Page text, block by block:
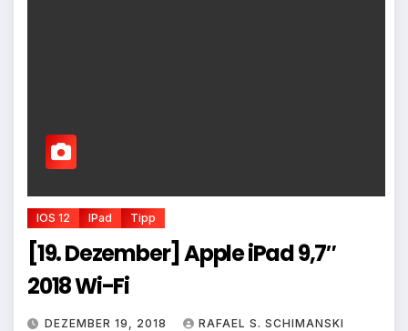
IOS 12 IPad Tipp
[19. Dezember] Apple iPad 9,7″
2018 Wi-Fi
DEZEMBER 19, 2018 RAFAEL S. SCHIMANSKI